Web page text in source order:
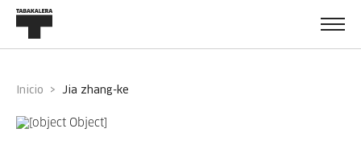
Inicio jia zhang-ke